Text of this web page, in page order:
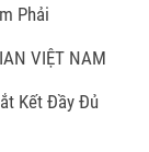
Phải
VIỆT NAM
Kết Đầy Đủ